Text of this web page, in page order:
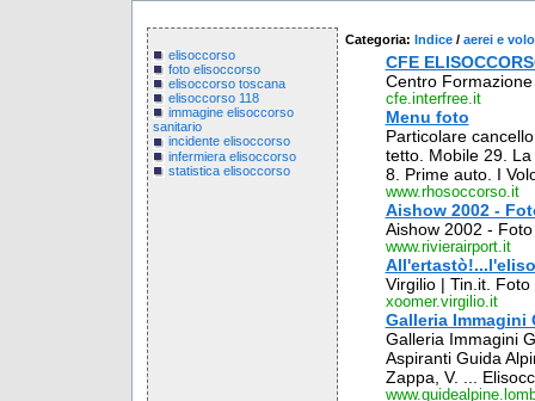
elisoccorso
foto elisoccorso
elisoccorso toscana
elisoccorso 118
immagine elisoccorso
sanitario
incidente elisoccorso
infermiera elisoccorso
statistica elisoccorso
Categoria: Indice / aerei e volo
CFE
Centro
cfe.interfree.it
Menu foto
Particolare
tetto. Mobile 29.
8. Prime auto. I
www.rhosoccorso.it
Aishow 2002 -
Aishow 2002 -
www.rivierairport.it
Virgilio | Tin.it.
xoomer.virgilio.it
Galleria Immagini
Galleria Immagini
Aspiranti Guida
Zappa, V. ...